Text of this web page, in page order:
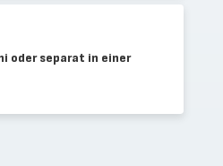
oder separat in einer